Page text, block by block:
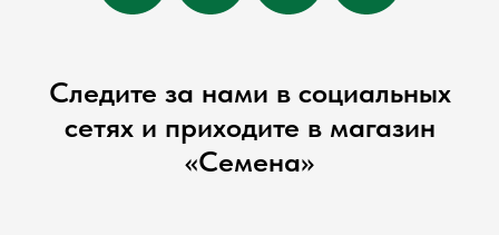
Следите за нами в социальных
сетях и приходите в магазин
«Семена»